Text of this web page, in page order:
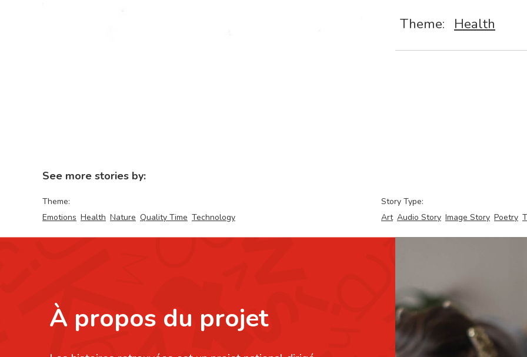
Theme: Health
See more stories by:
Theme:
Emotions Health Nature Quality Time Technology
Story Type:
Art Audio Story Image Story Poetry
À propos du projet